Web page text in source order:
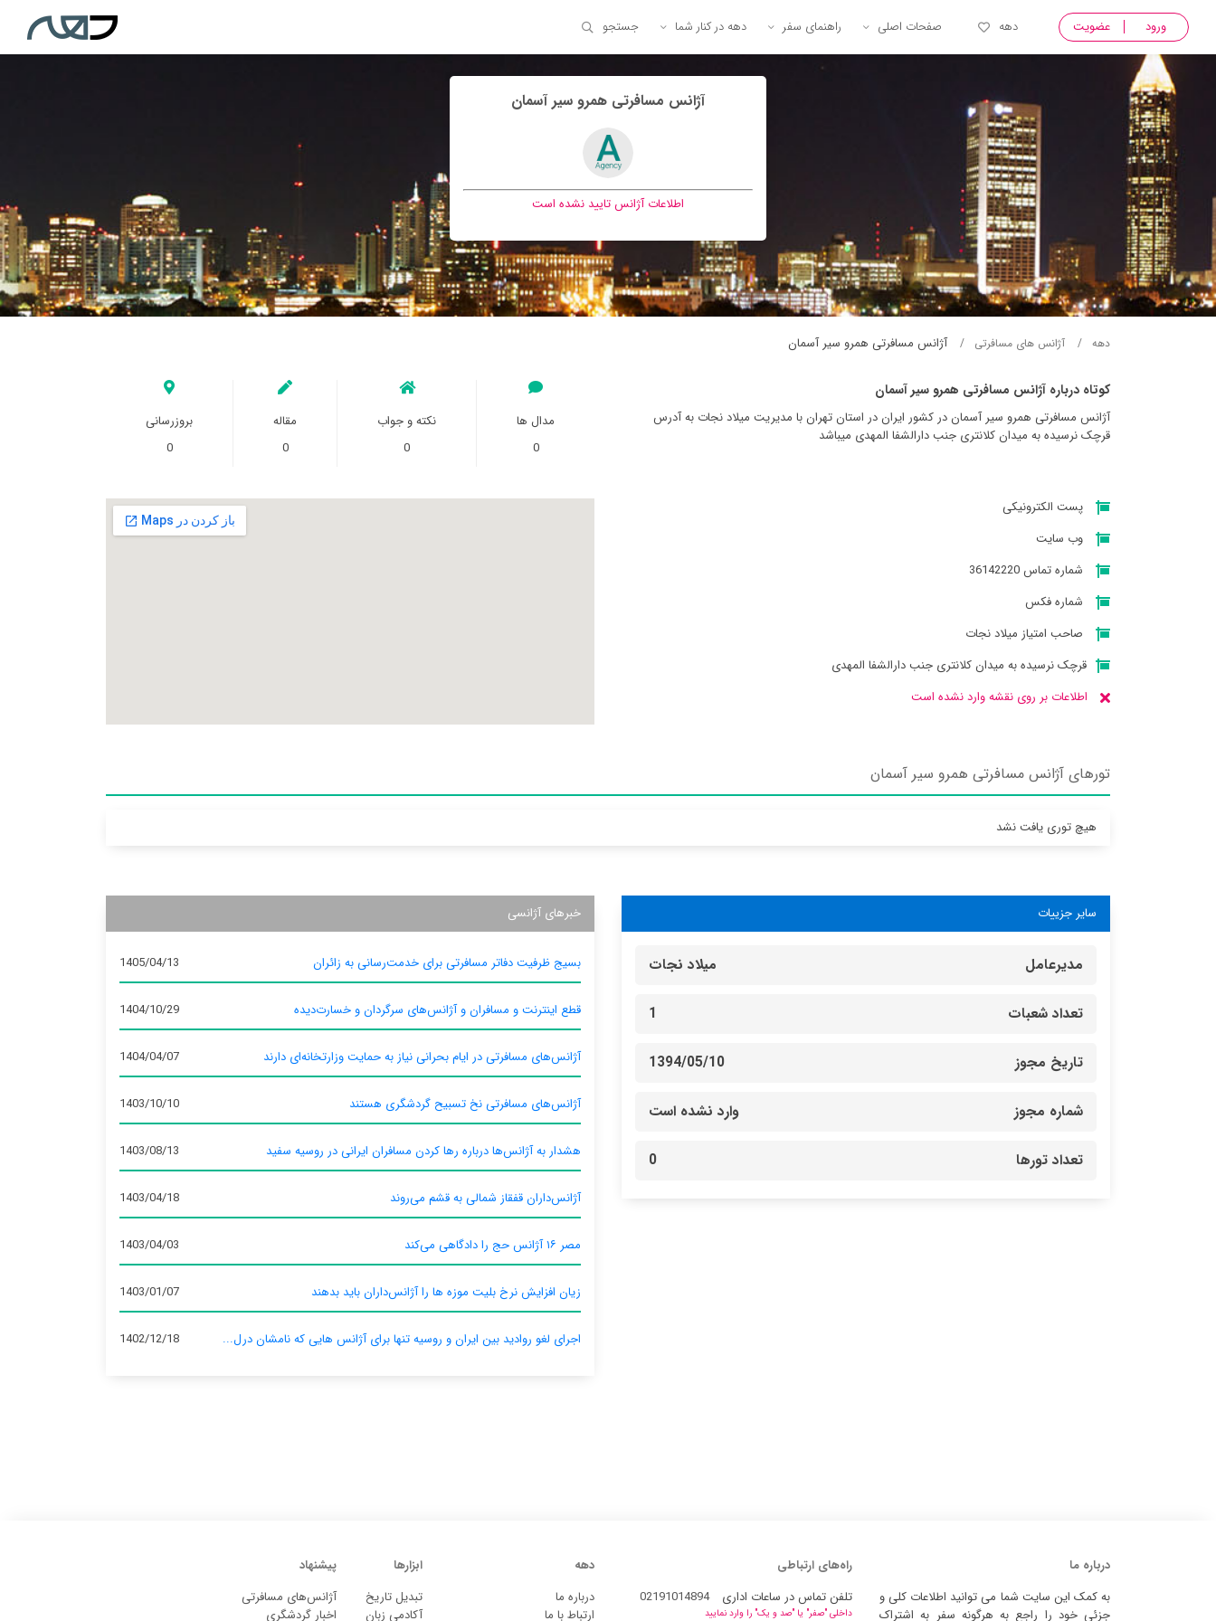
ورود عضویت دهه صفحات اصلی راهنمای سفر دهه در کنار شما جستجو
آژانس مسافرتی همرو سير آسمان
اطلاعات آژانس تایید نشده است
دهه آژانس های مسافرتی آژانس مسافرتی همرو سير آسمان
کوتاه درباره آژانس مسافرتی همرو سير آسمان
آژانس مسافرتی همرو سير آسمان در کشور ایران در استان تهران با مدیریت میلاد نجات به آدرس
قرچک نرسیده به میدان کلانتری جنب دارالشفا المهدی میباشد
مدال ها
0
نکته و جواب
0
مقاله
0
بروزرسانی
0
پست الکترونیکی
وب سایت
شماره تماس 36142220
شماره فکس
صاحب امتیاز میلاد نجات
قرچک نرسیده به میدان کلانتری جنب دارالشفا المهدی
اطلاعات بر روی نقشه وارد نشده است
تورهای آژانس مسافرتی همرو سير آسمان
هیچ توری یافت نشد
سایر جزییات
مدیرعامل میلاد نجات
تعداد شعبات 1
تاریخ مجوز 1394/05/10
شماره مجوز وارد نشده است
تعداد تورها 0
خبرهای آژانسی
بسیج ظرفیت دفاتر مسافرتی برای خدمت‌رسانی به زائران 1405/04/13
قطع اینترنت و مسافران و آژانس‌های سرگردان و خسارت‌دیده 1404/10/29
آژانس‌های مسافرتی در ایام بحرانی نیاز به حمایت وزارتخانه‌ای دارند 1404/04/07
آژانس‌های مسافرتی نخ تسبیح گردشگری هستند 1403/10/10
هشدار به آژانس‌ها درباره رها کردن مسافران ایرانی در روسیه سفید 1403/08/13
آژانس‌داران قفقاز شمالی به قشم می‌روند 1403/04/18
مصر ۱۶ آژانس حج را دادگاهی می‌کند 1403/04/03
زیان افزایش نرخ بلیت موزه ها را آژانس‌داران باید بدهند 1403/01/07
اجرای لغو روادید بین ایران و روسیه تنها برای آژانس‌ هایی که نامشان درل... 1402/12/18
درباره ما
به کمک این سایت شما می توانید اطلاعات کلی و
جزئی خود را راجع به هرگونه سفر به اشتراک
راه‌های ارتباطی
تلفن تماس در ساعات اداری
02191014894
داخلی "صفر" یا "صد و یک" را وارد نمایید
دهه
درباره ما
ارتباط با ما
ابزارها
تبدیل تاریخ
آکادمی زبان
پیشنهاد
آژانس‌های مسافرتی
اخبار گردشگری